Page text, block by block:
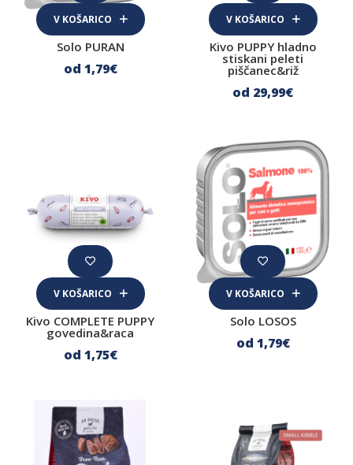
Vrsta obroka
Suha hrana za pse
Mokra hrana za pse
Surova BARF hrana za pse
Veterinarske diete za pse
Priboljški, žvečljivke in sladoledi za pse
Naravni priboljški
Suhomesnate žvečljivke
Kosti
V KOŠARICO
Solo PURAN
od 1,79€
V KOŠARICO
Kivo PUPPY hladno
stiskani peleti
piščanec&riž
od 29,99€
V KOŠARICO
Kivo COMPLETE PUPPY
govedina&raca
od 1,75€
V KOŠARICO
Solo LOSOS
od 1,79€